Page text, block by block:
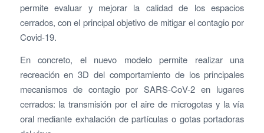
permite evaluar y mejorar la calidad de los espacios
cerrados, con el principal objetivo de mitigar el contagio por
Covid-19.
En concreto, el nuevo modelo permite realizar una
recreación en 3D del comportamiento de los principales
mecanismos de contagio por SARS-CoV-2 en lugares
cerrados: la transmisión por el aire de microgotas y la vía
oral mediante exhalación de partículas o gotas portadoras